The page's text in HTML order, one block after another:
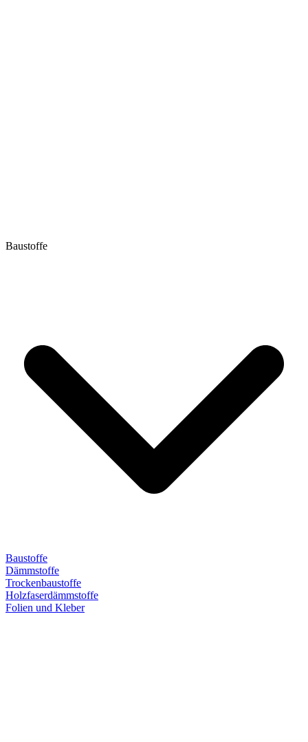
Baustoffe
Baustoffe
Dämmstoffe
Trockenbaustoffe
Holzfaserdämmstoffe
Folien und Kleber